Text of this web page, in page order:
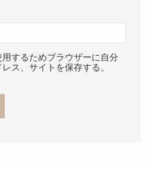
するためブラウザーに自分
ス、サイトを保存する。